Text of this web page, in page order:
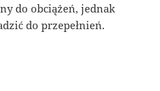
do obciążeń, jednak
do przepełnień.